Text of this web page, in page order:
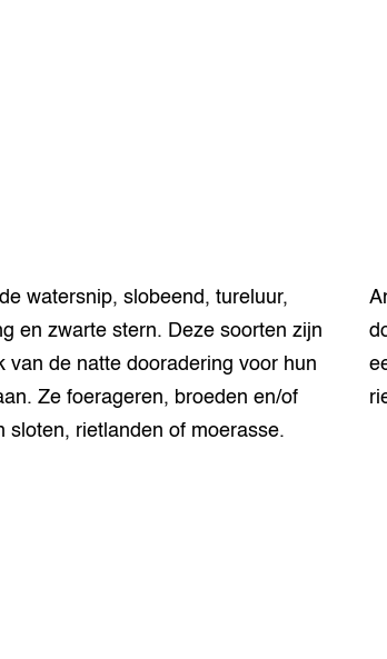
watersnip, slobeend, tureluur,
en zwarte stern. Deze soorten zijn
van de natte dooradering voor hun
Ze foerageren, broeden en/of
sloten, rietlanden of moerasse.
die baat hebben bij de natte
zijn bijvoorbeeld veel andere
reigerachtigen en kleine